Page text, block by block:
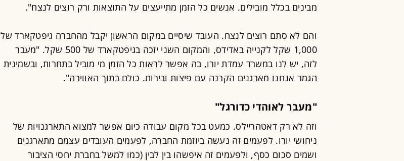
מבינים בכלל מובילים. אנשים כל הזמן מתייעצים על התוצאות ורק רוצים לנצח".
והם לא סתם רוצים לנצח. העובד שיסיים במקום הראשון יקבל מהחברה גיפטקארד של
1,000 שקל לקנייה באדידס, והמקום השני יזכה בגיפטקארד של 500 שקל. "מעבר
לזה, יש לנו במשרד עמדת יורו, בה אפשר לראות כל הזמן מי מוביל בתחרות, ובשמינית
הגמר אנחנו מארגנים הקרנה עם פיצות ובירות. כולם בתוך האווירה".
"מעבר לאוהדי כדורגל"
וזה לא רק דאטהריילס. כמעט בכל מקום עבודה כיום אפשר למצוא התארגנויות של
ניחושי יורו. לפעמים זה נעשה ביוזמת החברה, לפעמים העובדים עצמם מתארגנים
ושמים סכום כסף, ולפעמים זה איפשהו בין לבין (כמו למשל בחברת יחסי הציבור